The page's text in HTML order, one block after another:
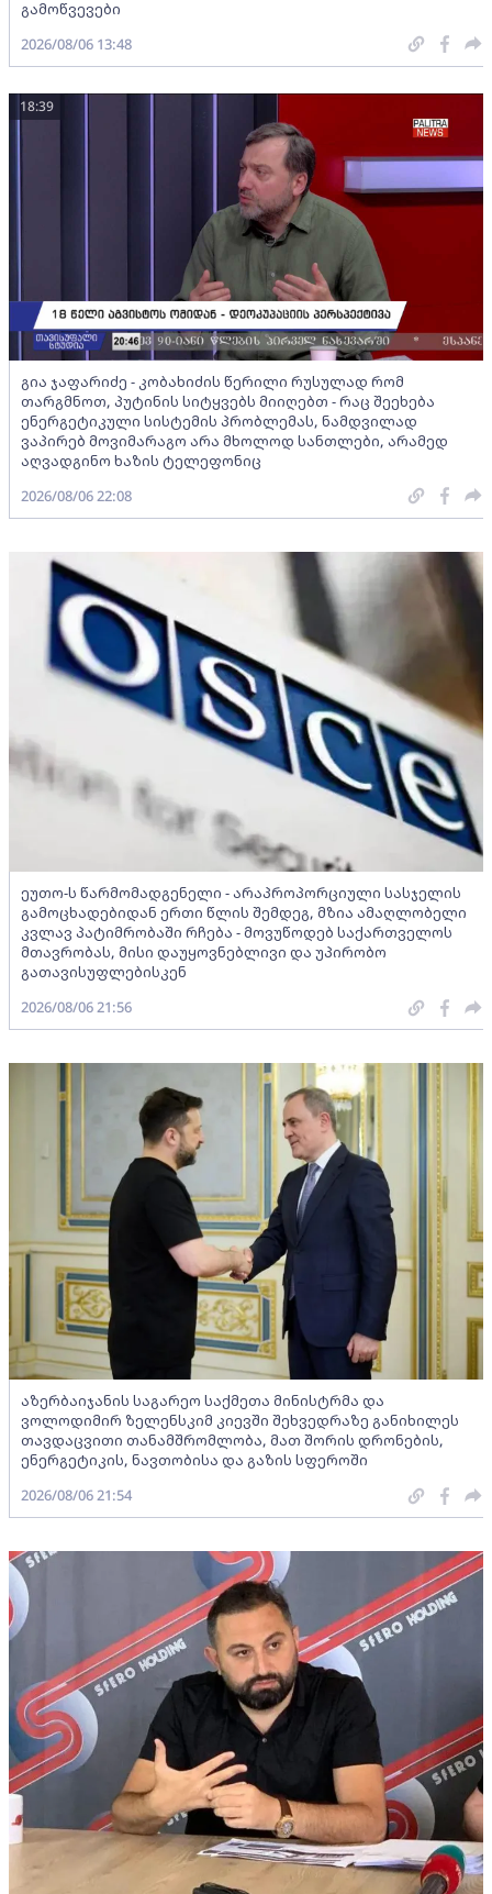
გამოწვევები
2026/08/06 13:48
გია ჯაფარიძე - კობახიძის წერილი რუსულად რომ
თარგმნოთ, პუტინის სიტყვებს მიიღებთ - რაც შეეხება
ენერგეტიკული სისტემის პრობლემას, ნამდვილად
ვაპირებ მოვიმარაგო არა მხოლოდ სანთლები, არამედ
აღვადგინო ხაზის ტელეფონიც
18:39
2026/08/06 22:08
ეუთო-ს წარმომადგენელი - არაპროპორციული სასჯელის
გამოცხადებიდან ერთი წლის შემდეგ, მზია ამაღლობელი
კვლავ პატიმრობაში რჩება - მოვუწოდებ საქართველოს
მთავრობას, მისი დაუყოვნებლივი და უპირობო
გათავისუფლებისკენ
2026/08/06 21:56
აზერბაიჯანის საგარეო საქმეთა მინისტრმა და
ვოლოდიმირ ზელენსკიმ კიევში შეხვედრაზე განიხილეს
თავდაცვითი თანამშრომლობა, მათ შორის დრონების,
ენერგეტიკის, ნავთობისა და გაზის სფეროში
2026/08/06 21:54